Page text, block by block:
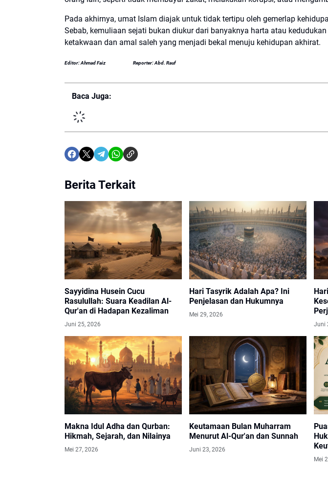
Pada akhirnya, umat Islam diajak untuk tidak tertipu oleh gemerlap
Sebab, kemuliaan sejati bukan diukur dari banyaknya harta atau
ketakwaan dan amal saleh yang menjadi bekal menuju kehidupan akhirat.
Editor: Ahmad Faiz Reporter: Abd. Rauf
Baca Juga:
Berita Terkait
Sayyidina Husein Cucu
Rasulullah: Suara Keadilan Al-
Qur'an di Hadapan Kezaliman
Juni 25, 2026
Hari Tasyrik Adalah Apa? Ini
Penjelasan dan Hukumnya
Mei 29, 2026
Juni
Makna Idul Adha dan Qurban:
Hikmah, Sejarah, dan Nilainya
Mei 27, 2026
Keutamaan Bulan Muharram
Menurut Al-Qur'an dan Sunnah
Juni 23, 2026
Mei